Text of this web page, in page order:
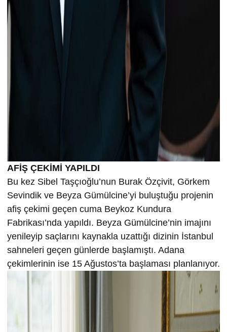
AFİŞ ÇEKİMİ YAPILDI
Bu kez Sibel Taşçıoğlu’nun Burak Özçivit, Görkem
Sevindik ve Beyza Gümülcine’yi buluştuğu projenin
afiş çekimi geçen cuma Beykoz Kundura
Fabrikası’nda yapıldı. Beyza Gümülcine’nin imajını
yenileyip saçlarını kaynakla uzattığı dizinin İstanbul
sahneleri geçen günlerde başlamıştı. Adana
çekimlerinin ise 15 Ağustos’ta başlaması planlanıyor.